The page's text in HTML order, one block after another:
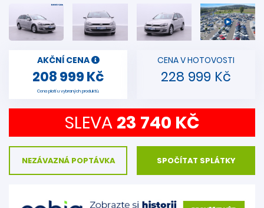
AKČNÍ CENA
208 999 Kč
Cena platí u vybraných produktů.
CENA V HOTOVOSTI
228 999 Kč
SLEVA 23 740 KČ
NEZÁVAZNÁ POPTÁVKA SPOČÍTAT SPLÁTKY